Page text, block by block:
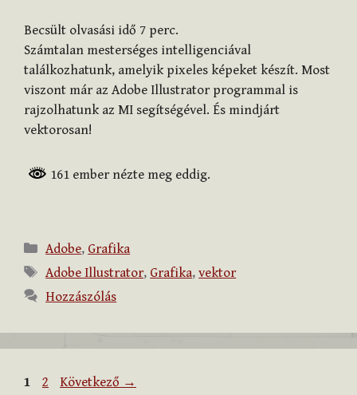
Becsült olvasási idő 7 perc.
Számtalan mesterséges intelligenciával
találkozhatunk, amelyik pixeles képeket készít. Most
viszont már az Adobe Illustrator programmal is
rajzolhatunk az MI segítségével. És mindjárt
vektorosan!
161 ember nézte meg eddig.
Kategória
Adobe, Grafika
Címkék
Adobe Illustrator, Grafika,vektor
Hozzászólás
Oldal
1 Oldal
2 Következő →